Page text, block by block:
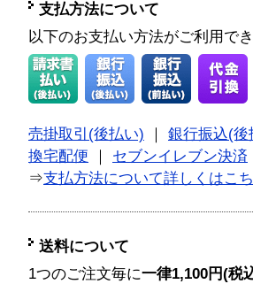
支払方法について
以下のお支払い方法がご利用で
売掛取引(後払い)
銀行振込(後
換宅配便
セブンイレブン決済
⇒支払方法について詳しくはこ
送料について
1つのご注文毎に一律1,100円(税